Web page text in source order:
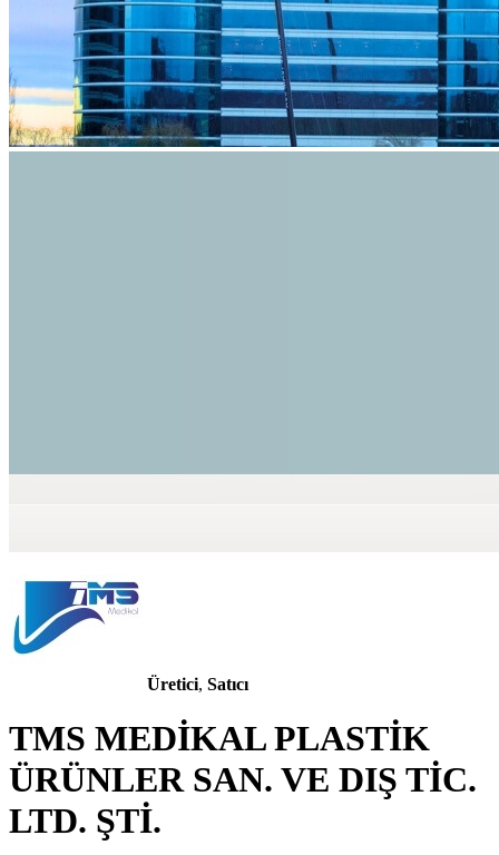
Üretici, Satıcı
TMS MEDİKAL PLASTİK
ÜRÜNLER SAN. VE DIŞ TİC.
LTD. ŞTİ.